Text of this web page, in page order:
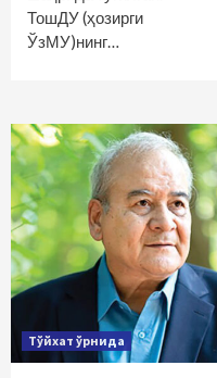
ТошДУ (ҳозирги
ЎзМУ)нинг…
Тўйхат ўрнида